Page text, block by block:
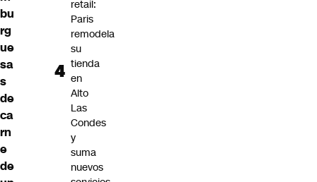
bu
rg
ue
sa
s
de
ca
rn
e
de
retail:
Paris
remodela
su
tienda
en
Alto
Las
Condes
y
suma
nuevos